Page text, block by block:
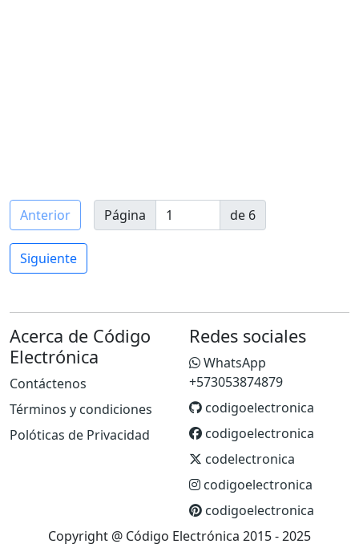
Anterior Página de 6
Siguiente
Acerca de Código
Electrónica
Contáctenos
Términos y condiciones
Polóticas de Privacidad
Redes sociales
WhatsApp
+573053874879
codigoelectronica
codigoelectronica
codelectronica
codigoelectronica
codigoelectronica
Copyright @ Código Electrónica 2015 - 2025